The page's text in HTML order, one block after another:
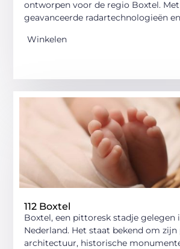
ontworpen voor de regio Boxtel.
geavanceerde radartechnologieën en
Winkelen
112 Boxtel
Boxtel, een pittoresk stadje gelegen
Nederland. Het staat bekend om
architectuur, historische